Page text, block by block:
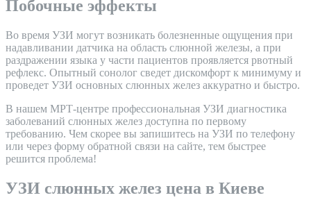
Побочные эффекты
Во время УЗИ могут возникать болезненные ощущения при
надавливании датчика на область слюнной железы, а при
раздражении языка у части пациентов проявляется рвотный
рефлекс. Опытный сонолог сведет дискомфорт к минимуму и
проведет УЗИ основных слюнных желез аккуратно и быстро.
В нашем МРТ-центре профессиональная УЗИ диагностика
заболеваний слюнных желез доступна по первому
требованию. Чем скорее вы запишитесь на УЗИ по телефону
или через форму обратной связи на сайте, тем быстрее
решится проблема!
УЗИ слюнных желез цена в Киеве